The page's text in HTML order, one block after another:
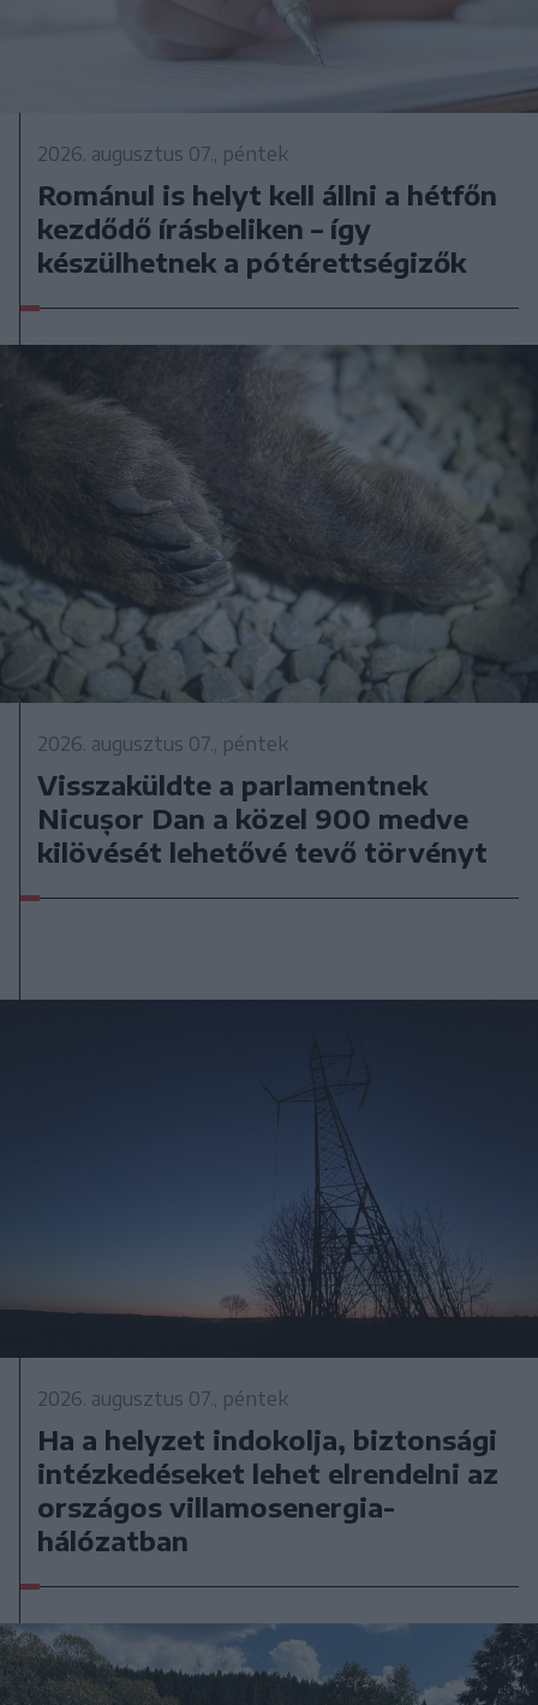
2026. augusztus 07., péntek
Románul is helyt kell állni a hétfőn
kezdődő írásbeliken – így
készülhetnek a pótérettségizők
2026. augusztus 07., péntek
Visszaküldte a parlamentnek
Nicușor Dan a közel 900 medve
kilövését lehetővé tevő törvényt
2026. augusztus 07., péntek
Ha a helyzet indokolja, biztonsági
intézkedéseket lehet elrendelni az
országos villamosenergia-
hálózatban